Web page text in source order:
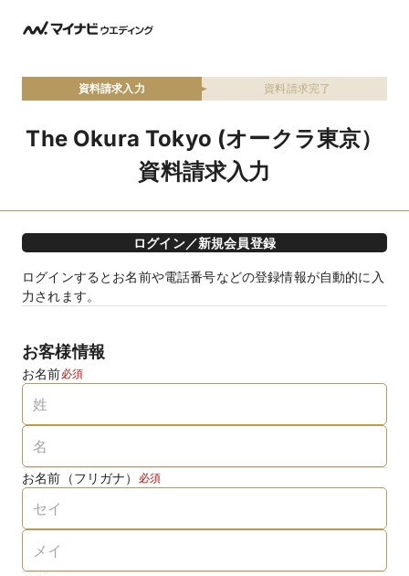
資料請求入力 資料請求完了
The Okura Tokyo (オークラ東京）
資料請求入力
ログイン／新規会員登録
ログインするとお名前や電話番号などの登録情報が自動的に入
力されます。
お客様情報
お名前必須
お名前（フリガナ） 必須